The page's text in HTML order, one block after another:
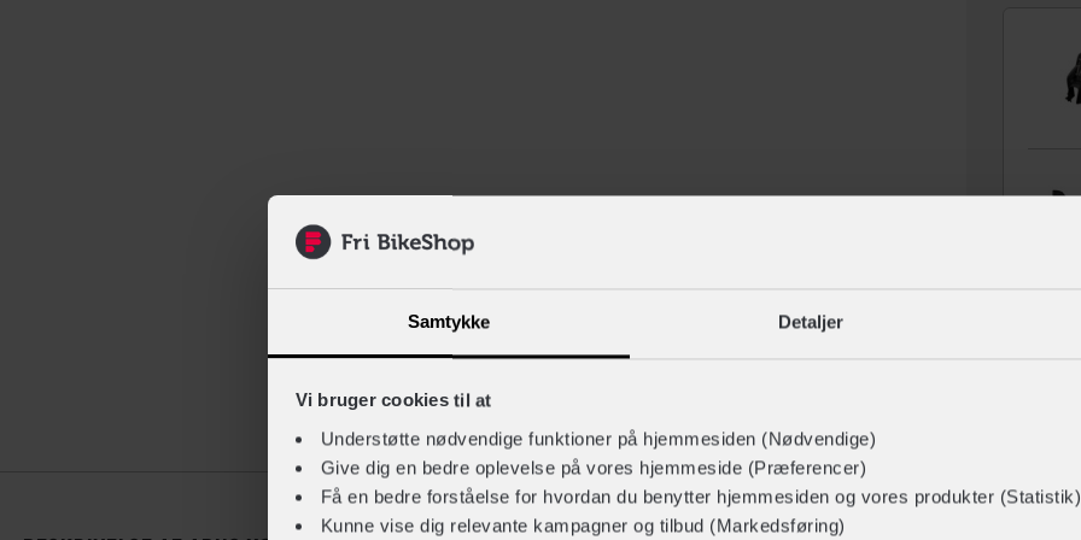
Samtykke Detaljer
Vi bruger cookies til at
Understøtte nødvendige funktioner på hjemmesiden (Nødvendige)
Give dig en bedre oplevelse på vores hjemmeside (Præferencer)
Få en bedre forståelse for hvordan du benytter hjemmesiden og vores produkter (Statistik)
Kunne vise dig relevante kampagner og tilbud (Markedsføring)
Beskrivelse Tilbehør